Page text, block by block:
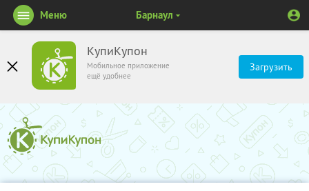
КупиКупон
Мобильное приложение
ещё удобнее
Загрузить
Меню Барнаул